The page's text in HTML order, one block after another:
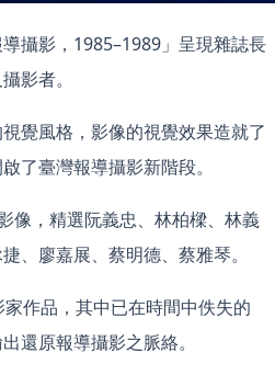
攝影，1985–1989」呈現雜誌長
影者。
覺風格，影像的視覺效果造就了
了臺灣報導攝影新階段。
像，精選阮義忠、林柏樑、林義
、廖嘉展、蔡明德、蔡雅琴。
作品，其中已在時間中佚失的
還原報導攝影之脈絡。